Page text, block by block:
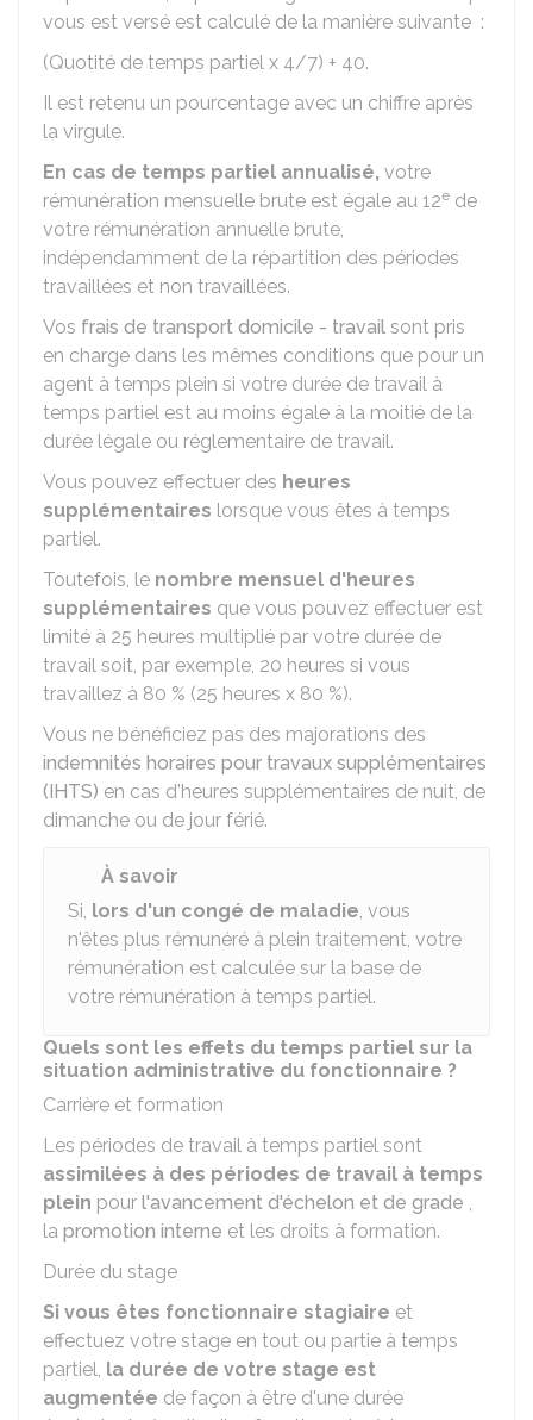
vous est versé est calculé de la manière suivante :
(Quotité de temps partiel x 4/7) + 40.
Il est retenu un pourcentage avec un chiffre après
la virgule.
En cas de temps partiel annualisé, votre
rémunération mensuelle brute est égale au 12e de
votre rémunération annuelle brute,
indépendamment de la répartition des périodes
travaillées et non travaillées.
Vos frais de transport domicile - travail sont pris
en charge dans les mêmes conditions que pour un
agent à temps plein si votre durée de travail à
temps partiel est au moins égale à la moitié de la
durée légale ou réglementaire de travail.
Vous pouvez effectuer des heures
supplémentaires lorsque vous êtes à temps
partiel.
Toutefois, le nombre mensuel d'heures
supplémentaires que vous pouvez effectuer est
limité à 25 heures multiplié par votre durée de
travail soit, par exemple, 20 heures si vous
travaillez à 80 % (25 heures x 80 %).
Vous ne bénéficiez pas des majorations des
indemnités horaires pour travaux supplémentaires
(IHTS) en cas d'heures supplémentaires de nuit, de
dimanche ou de jour férié.
À savoir
Si, lors d'un congé de maladie, vous
n'êtes plus rémunéré à plein traitement, votre
rémunération est calculée sur la base de
votre rémunération à temps partiel.
Quels sont les effets du temps partiel sur la
situation administrative du fonctionnaire ?
Carrière et formation
Les périodes de travail à temps partiel sont
assimilées à des périodes de travail à temps
plein pour l'avancement d'échelon et de grade ,
la promotion interne et les droits à formation.
Durée du stage
Si vous êtes fonctionnaire stagiaire et
effectuez votre stage en tout ou partie à temps
partiel, la durée de votre stage est
augmentée de façon à être d'une durée